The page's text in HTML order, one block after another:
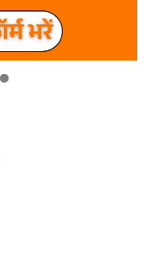
on AIN